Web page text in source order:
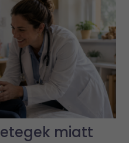
miatt